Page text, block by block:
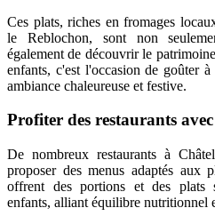
Ces plats, riches en fromages
le Reblochon, sont non
également de découvrir le
enfants, c'est l'occasion de goûter
ambiance chaleureuse et festive.
Profiter des restaurants
De nombreux restaurants à
proposer des menus adaptés aux
offrent des portions et des plats
enfants, alliant équilibre nutritionnel